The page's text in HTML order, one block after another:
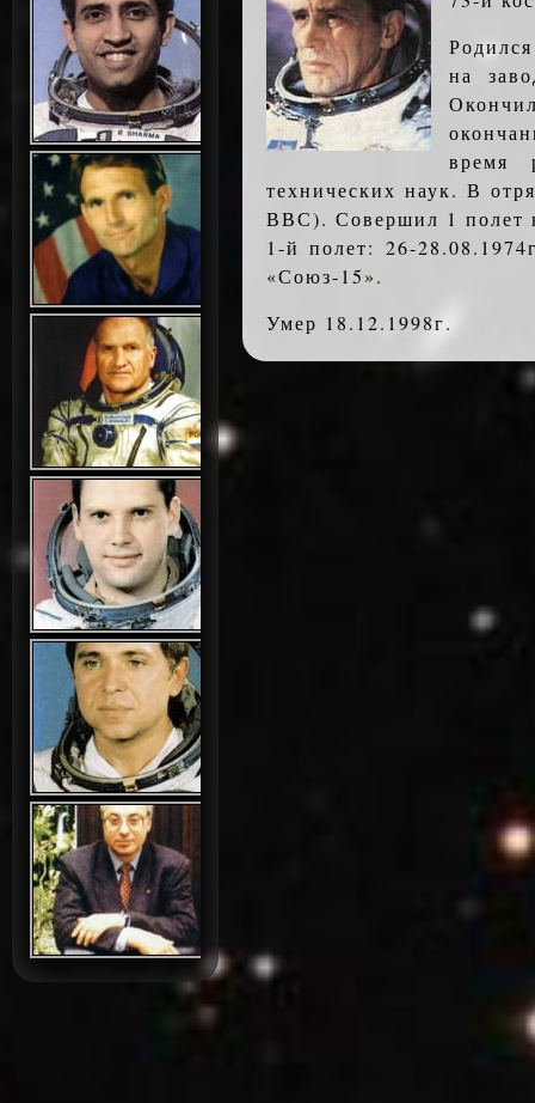
на
время
технических наук. В
ВВС). Совершил 1 полет
1-й полет: 26-
«Союз-15».
Умер 18.12.1998г.